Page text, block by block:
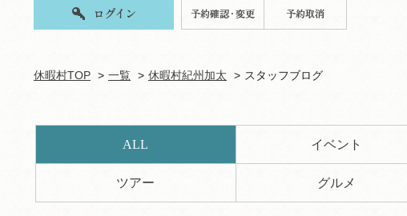
休暇村TOP 一覧 休暇村紀州加太 スタッフブログ
ALL イベント
ツアー グルメ